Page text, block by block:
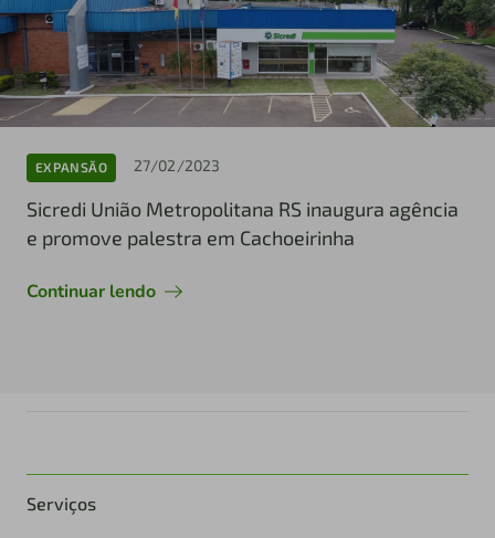
EXPANSÃO 27/02/2023
Sicredi União Metropolitana RS inaugura agência
e promove palestra em Cachoeirinha
Continuar lendo
Serviços